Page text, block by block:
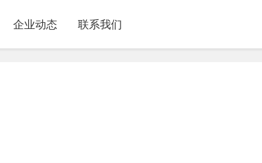
企业动态 联系我们